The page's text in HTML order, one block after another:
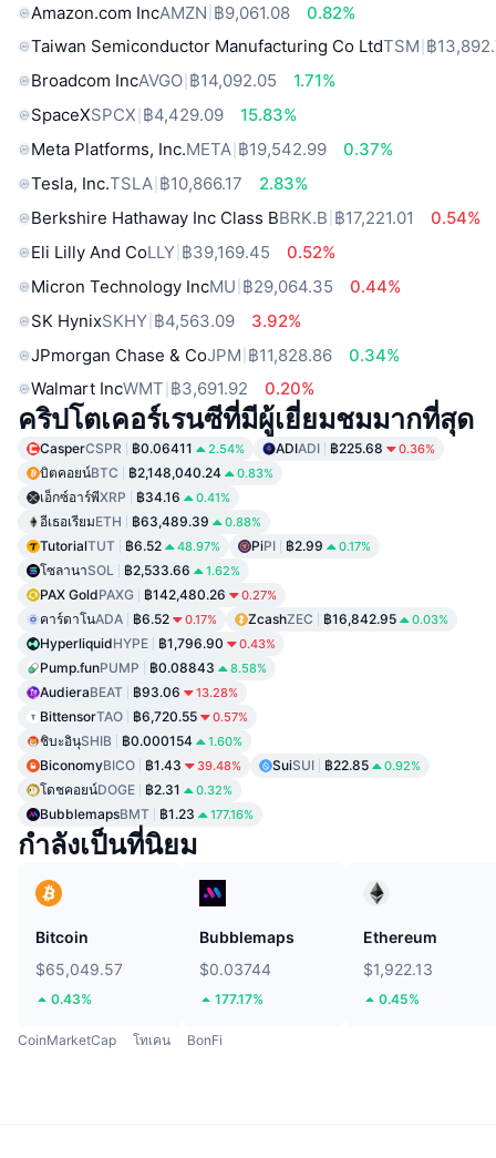
Amazon.com IncAMZN ฿9,061.08
0.82%
Taiwan Semiconductor Manufacturing Co LtdTSM ฿
Broadcom IncAVGO ฿14,092.05
1.71%
SpaceXSPCX ฿4,429.09
15.83%
Meta Platforms, Inc.META ฿19,542.99
0.37%
Tesla, Inc.TSLA ฿10,866.17
2.83%
Berkshire Hathaway Inc Class BBRK.B ฿17,221.01
0.54%
Eli Lilly And CoLLY ฿39,169.45
0.52%
Micron Technology IncMU ฿29,064.35
0.44%
SK HynixSKHY ฿4,563.09
3.92%
JPmorgan Chase & CoJPM ฿11,828.86
0.34%
Walmart IncWMT ฿3,691.92 0.20%
คริปโตเคอร์เรนซีที่มีผู้เยี่ยมชมมากที่สุด
CasperCSPR ฿0.06411 2.54% ADIADI ฿225.68 0.36%
บิตคอยน์BTC ฿2,148,040.24 0.83%
เอ็กซ์อาร์พีXRP ฿34.16 0.41%
อีเธอเรียมETH ฿63,489.39 0.88%
TutorialTUT ฿6.52 48.97% PiPI ฿2.99 0.17%
โซลานาSOL ฿2,533.66 1.62%
PAX GoldPAXG ฿142,480.26 0.27%
คาร์ดาโนADA ฿6.52 0.17% ZcashZEC ฿16,842.95 0.03%
HyperliquidHYPE ฿1,796.90 0.43%
Pump.funPUMP ฿0.08843 8.58%
AudieraBEAT ฿93.06 13.28%
BittensorTAO ฿6,720.55 0.57%
ชิบะอินุSHIB ฿0.000154 1.60%
BiconomyBICO ฿1.43 39.48% SuiSUI ฿22.85 0.92%
โดชคอยน์DOGE ฿2.31 0.32%
BubblemapsBMT ฿1.23 177.16%
กำลังเป็นที่นิยม
Bitcoin
$65,049.57
0.43%
Bubblemaps
$0.03744
177.17%
Ethereum
$1,922.13
0.45%
CoinMarketCap โทเคน BonFi